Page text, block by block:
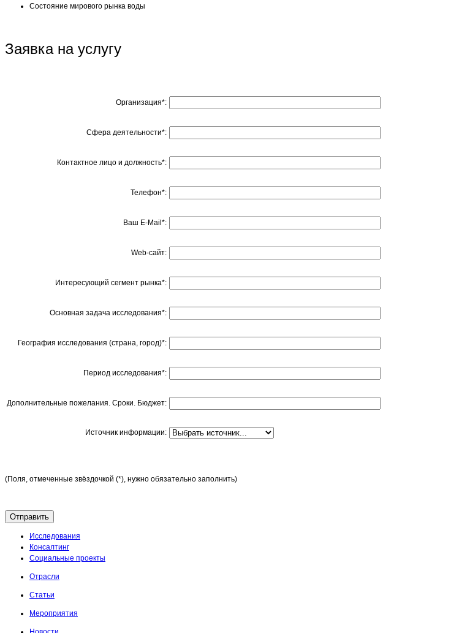
Состояние мирового рынка воды
Заявка на услугу
Организация*:
Сфера деятельности*:
Контактное лицо и должность*:
Телефон*:
Ваш E-Mail*:
Web-сайт:
Интересующий сегмент рынка*:
Основная задача исследования*:
География исследования (страна, город)*:
Период исследования*:
Дополнительные пожелания. Сроки. Бюджет:
Источник информации:
(Поля, отмеченные звёздочкой (*), нужно обязательно заполнить)
Исследования
Консалтинг
Социальные проекты
Отрасли
Статьи
Мероприятия